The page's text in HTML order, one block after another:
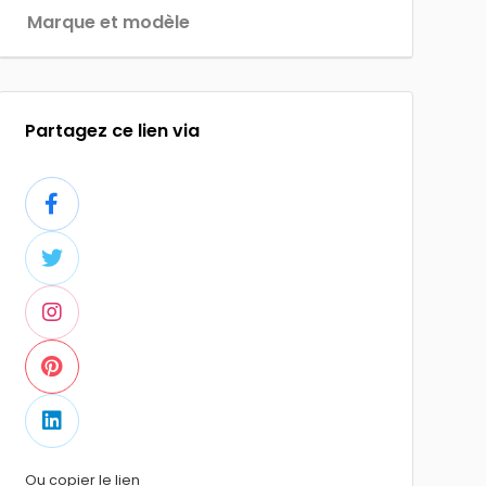
Marque et modèle
Partagez ce lien via
Ou copier le lien